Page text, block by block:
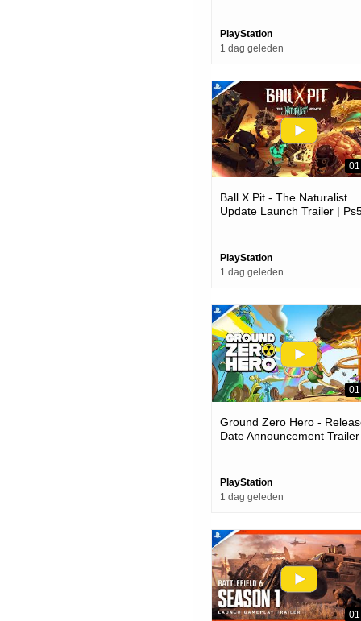
PlayStation
1 dag geleden
Ball X Pit - The Naturalist
Update Launch Trailer |
PlayStation
1 dag geleden
Ground Zero Hero -
Date Announcement
PlayStation
1 dag geleden